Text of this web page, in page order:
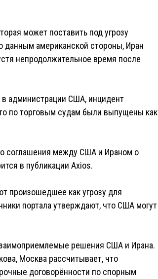
может поставить под угрозу
данным американской стороны, Иран
непродолжительное время после
в администрации США, инцидент
по торговым судам были выпущены как
соглашения между США и Ираном о
в публикации Axios.
произошедшее как угрозу для
портала утверждают, что США могут
решения США и Ирана.
Москва рассчитывает, что
договорённости по спорным